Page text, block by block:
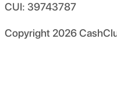
CUI: 39743787
Copyright 2026